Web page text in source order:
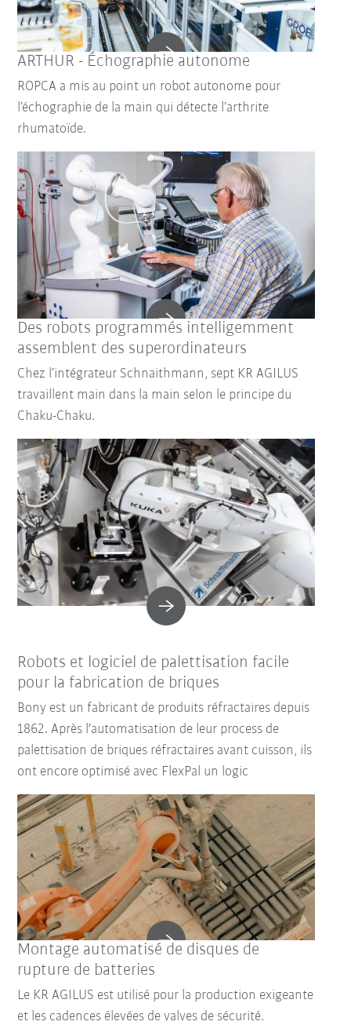
ARTHUR - Échographie autonome
ROPCA a mis au point un robot autonome pour
l’échographie de la main qui détecte l’arthrite
rhumatoïde.
Des robots programmés intelligemment
assemblent des superordinateurs
Chez l’intégrateur Schnaithmann, sept KR AGILUS
travaillent main dans la main selon le principe du
Chaku-Chaku.
Robots et logiciel de palettisation facile
pour la fabrication de briques
Bony est un fabricant de produits réfractaires depuis
1862. Après l'automatisation de leur process de
palettisation de briques réfractaires avant cuisson, ils
ont encore optimisé avec FlexPal un logic
Montage automatisé de disques de
rupture de batteries
Le KR AGILUS est utilisé pour la production exigeante
et les cadences élevées de valves de sécurité.